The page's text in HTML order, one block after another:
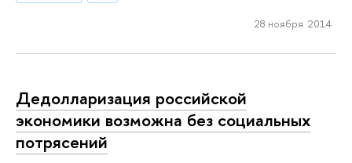
28 ноября 2014
Дедолларизация российской
экономики возможна без социальных
потрясений